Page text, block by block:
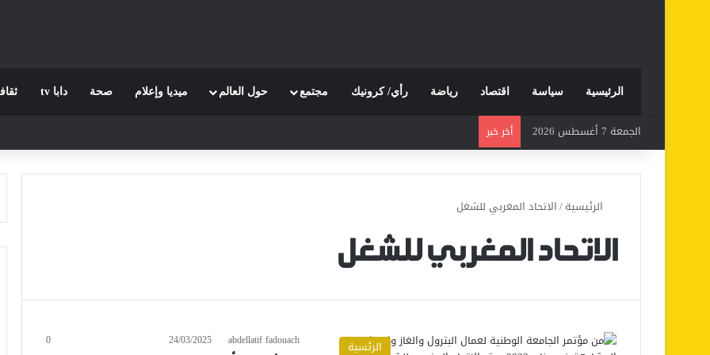
الرئيسية سياسة اقتصاد رياضة رأي/ كرونيك مجتمع حول العالم ميديا وإعلام صحة دابا tv
الجمعة 7 أغسطس 2026 أخر خبر
الرئيسية/الاتحاد المغربي للشغل
الاتحاد المغربي للشغل
الرئسية abdellatif fadouach
24/03/2025
0